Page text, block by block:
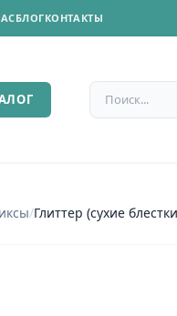
БЛОГКОНТАКТЫ
Поиск по
/Глиттер (сухие